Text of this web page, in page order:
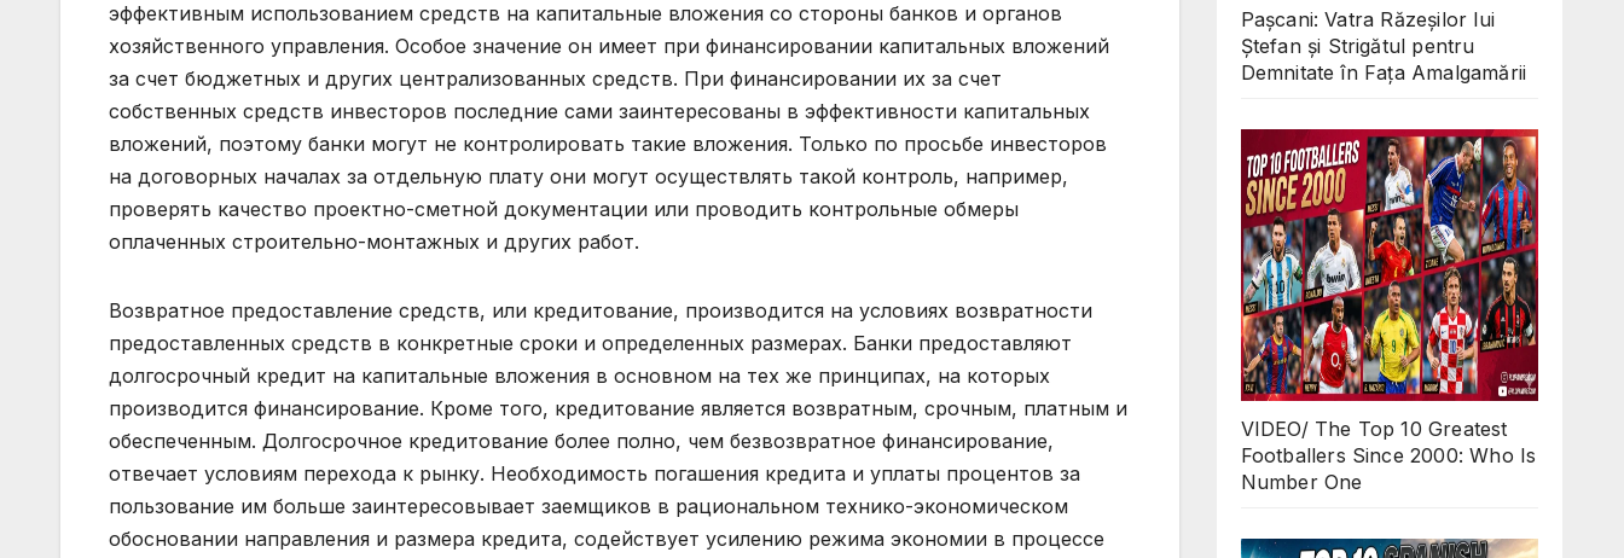
эффективным использованием средств на капитальные вложения со стороны банков и органов
хозяйственного управления. Особое значение он имеет при финансировании капитальных вложений
за счет бюджетных и других централизованных средств. При финансировании их за счет
собственных средств инвесторов последние сами заинтересованы в эффективности капитальных
вложений, поэтому банки могут не контролировать такие вложения. Только по просьбе инвесторов
на договорных началах за отдельную плату они могут осуществлять такой контроль, например,
проверять качество проектно-сметной документации или проводить контрольные обмеры
оплаченных строительно-монтажных и других работ.
Возвратное предоставление средств, или кредитование, производится на условиях возвратности
предоставленных средств в конкретные сроки и определенных размерах. Банки предоставляют
долгосрочный кредит на капитальные вложения в основном на тех же принципах, на которых
производится финансирование. Кроме того, кредитование является возвратным, срочным, платным и
обеспеченным. Долгосрочное кредитование более полно, чем безвозвратное финансирование,
отвечает условиям перехода к рынку. Необходимость погашения кредита и уплаты процентов за
пользование им больше заинтересовывает заемщиков в рациональном технико-экономическом
обосновании направления и размера кредита, содействует усилению режима экономии в процессе
Pașcani: Vatra Răzeșilor lui
Ștefan și Strigătul pentru
Demnitate în Fața Amalgamării
VIDEO/ The Top 10 Greatest
Footballers Since 2000: Who Is
Number One